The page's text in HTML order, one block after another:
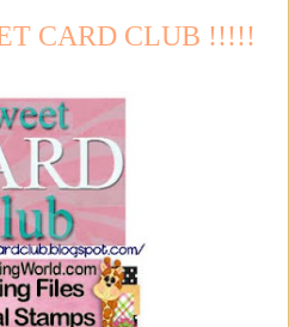
CARD CLUB !!!!!